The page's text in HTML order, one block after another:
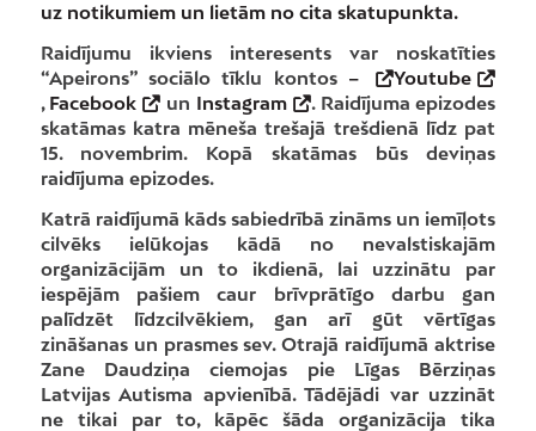
uz notikumiem un lietām no cita skatupunkta.
Raidījumu ikviens interesents var noskatīties
“Apeirons” sociālo tīklu kontos–
Youtube
, Facebook un Instagram
. Raidījuma epizodes
skatāmas katra mēneša trešajā trešdienā līdz pat
15. novembrim. Kopā skatāmas būs deviņas
raidījuma epizodes.
Katrā raidījumā kāds sabiedrībā zināms un iemīļots
cilvēks ielūkojas kādā no nevalstiskajām
organizācijām un to ikdienā, lai uzzinātu par
iespējām pašiem caur brīvprātīgo darbu gan
palīdzēt līdzcilvēkiem, gan arī gūt vērtīgas
zināšanas un prasmes sev. Otrajā raidījumā aktrise
Zane Daudziņa ciemojas pie Līgas Bērziņas
Latvijas Autisma apvienībā. Tādējādi var uzzināt
ne tikai par to, kāpēc šāda organizācija tika